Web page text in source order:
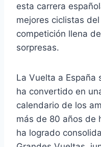
esta carrera
mejores ciclistas
competición llena
sorpresas.
La Vuelta a España
ha convertido en
calendario de los
más de 80 años de
ha logrado